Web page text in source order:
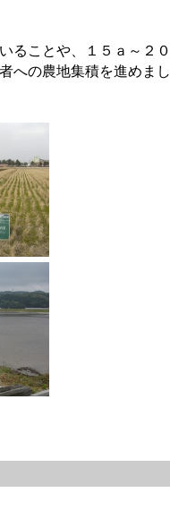
ることや、１５ａ～２０
への農地集積を進めまし